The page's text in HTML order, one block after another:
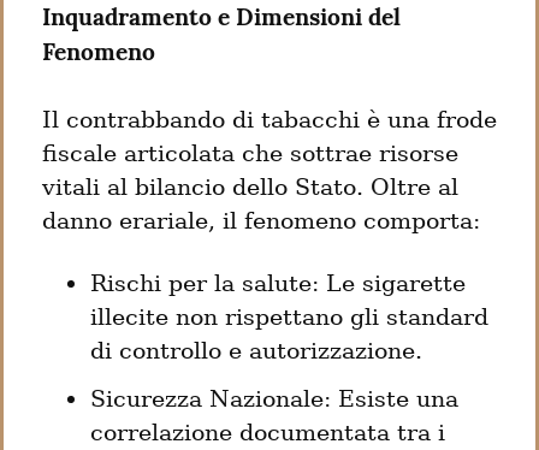
Inquadramento e Dimensioni del
Fenomeno
Il contrabbando di tabacchi è una frode
fiscale articolata che sottrae risorse
vitali al bilancio dello Stato. Oltre al
danno erariale, il fenomeno comporta:
Rischi per la salute: Le sigarette
illecite non rispettano gli standard
di controllo e autorizzazione.
Sicurezza Nazionale: Esiste una
correlazione documentata tra i